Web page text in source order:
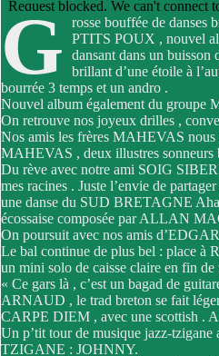
G
rosse bouffée de danses
PTITS POUX , nouvel
dansant dans un
brillant d’une étoile à
bourrée 3 temps et un andro .
Nouvel album également du
On retrouve nos joyeux drilles ,
Nos amis les frères MAHEVAS
MAHEVAS , deux illustres
Du rève avec notre ami SOIG
mes racines . Juste l’envie de
une danse du SUD BRETAGNE
écossaise composée par ALLAN
On poursuit avec nos amis
Le bal continue de plus bel : place
un mini solo de caisse claire en fin
« Ce gars là , c’est un bagad de
ARNAUD , le trad breton se fait
CARPE DIEM , avec une scottish .
Un p’tit tour de musique jazz-
TZIGANE : JOHNNY.